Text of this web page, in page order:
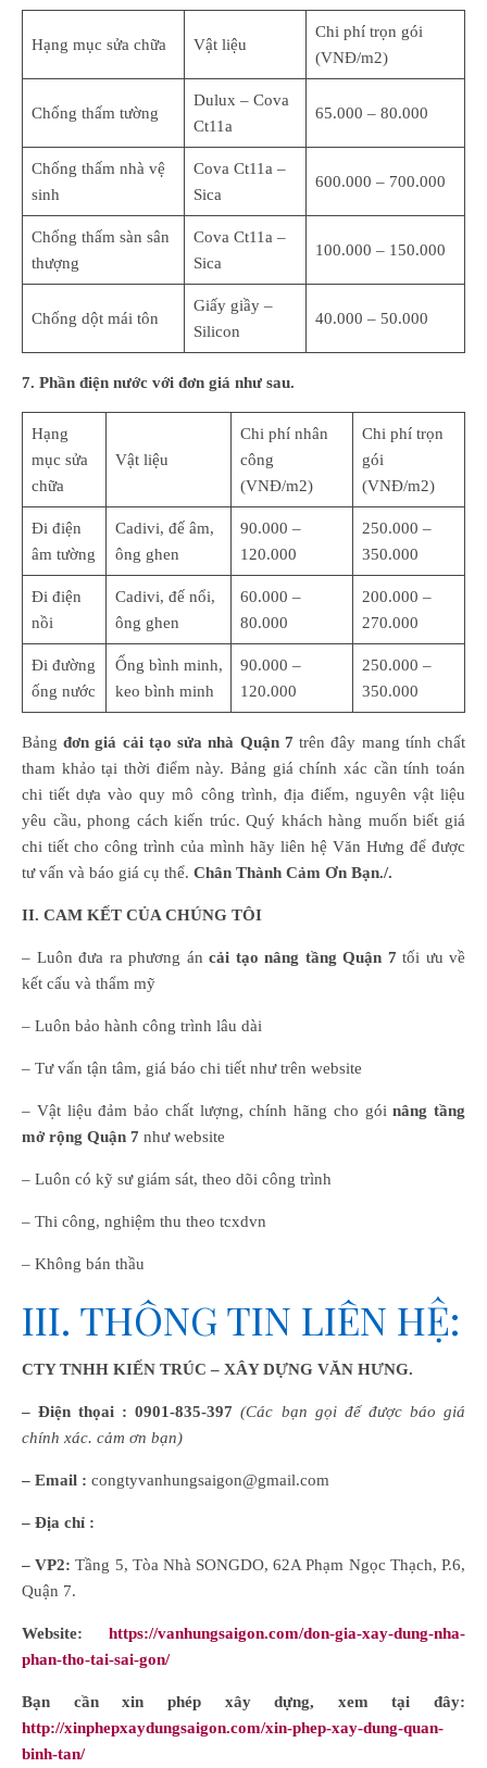
Hạng mục sửa chữa Vật liệu
Chi phí trọn gói
(VNĐ/m2)
Chống thấm tường
Dulux – Cova
Ct11a
65.000 – 80.000
Chống thấm nhà vệ
sinh
Cova Ct11a –
Sica
600.000 – 700.000
Chống thấm sàn sân
thượng
Cova Ct11a –
Sica
100.000 – 150.000
Chống dột mái tôn
Giấy giầy –
Silicon
40.000 – 50.000
7. Phần điện nước với đơn giá như sau.
Hạng
mục sửa
chữa
Vật liệu
Chi phí nhân
công
(VNĐ/m2)
Chi phí trọn
gói
(VNĐ/m2)
Đi điện
âm tường
Cadivi, đế âm,
ông ghen
90.000 –
120.000
250.000 –
350.000
Đi điện
nồi
Cadivi, đế nổi,
ông ghen
60.000 –
80.000
200.000 –
270.000
Đi đường
ống nước
Ống bình minh,
keo bình minh
90.000 –
120.000
250.000 –
350.000
Bảngđơn giá cải tạo sửa nhà Quận 7 trên đây mang tính chất
tham khảo tại thời điểm này. Bảng giá chính xác cần tính toán
chi tiết dựa vào quy mô công trình, địa điểm, nguyên vật liệu
yêu cầu, phong cách kiến trúc. Quý khách hàng muốn biết giá
chi tiết cho công trình của mình hãy liên hệ Văn Hưng để được
tư vấn và báo giá cụ thể. Chân Thành Cảm Ơn Bạn./.
II. CAM KẾT CỦA CHÚNG TÔI
– Luôn đưa ra phương án cải tạo nâng tầng Quận 7 tối ưu về
kết cấu và thẩm mỹ
– Luôn bảo hành công trình lâu dài
– Tư vấn tận tâm, giá báo chi tiết như trên website
– Vật liệu đảm bảo chất lượng, chính hãng cho góinâng tầng
mở rộng Quận 7 như website
– Luôn có kỹ sư giám sát, theo dõi công trình
– Thi công, nghiệm thu theo tcxdvn
– Không bán thầu
III. THÔNG TIN LIÊN HỆ:
CTY TNHH KIẾN TRÚC – XÂY DỰNG VĂN HƯNG.
– Điện thọai : 0901-835-397 (Các bạn gọi để được báo giá
chính xác. cảm ơn bạn)
– Email : congtyvanhungsaigon@gmail.com
– Địa chỉ :
– VP2: Tầng 5, Tòa Nhà SONGDO, 62A Phạm Ngọc Thạch, P.6,
Quận 7.
Website: https://vanhungsaigon.com/don-gia-xay-dung-nha-
phan-tho-tai-sai-gon/
Bạn cần xin phép xây dựng, xem tại đây:
http://xinphepxaydungsaigon.com/xin-phep-xay-dung-quan-
binh-tan/